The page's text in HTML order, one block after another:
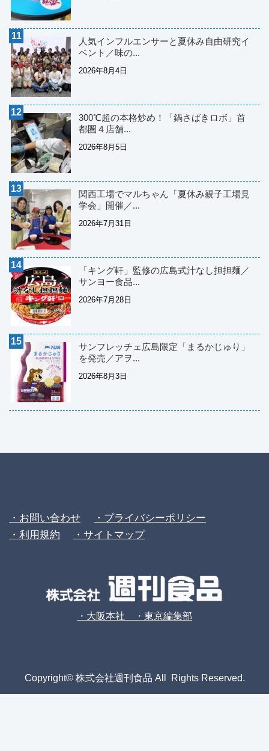
人気インフルエンサーと夏休み自由研究イ
ベント／味の...
2026年8月4日
300℃超の本格炒め！「鍋さばきロボ」首
都圏４店舗...
2026年8月5日
関西工場でマルちゃん「夏休み親子工場見
学会」開催／...
2026年7月31日
「キング軒」監修の広島式汁なし担担麺／
サンヨー食品...
2026年7月28日
サンフレッチェ広島限定「まるかじゅり」
を発売／アヲ...
2026年8月3日
・お問い合わせ
・プライバシーポリシー
・利用規約
・サイトマップ
・大阪本社 ・東京編集部
Copyright© 株式会社週刊食品 All Rights Reserved.